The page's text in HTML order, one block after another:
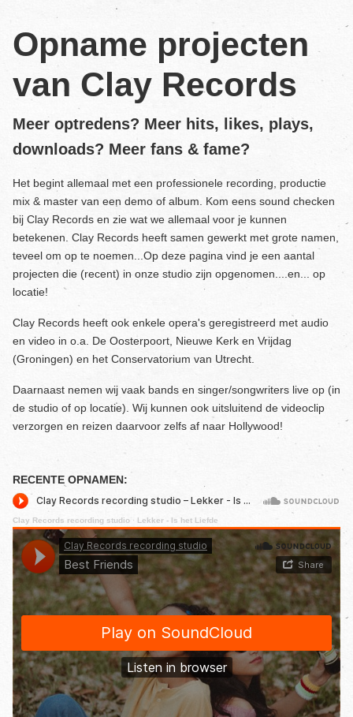
Opname projecten
van Clay Records
Meer optredens? Meer hits, likes, plays,
downloads? Meer fans & fame?
Het begint allemaal met een professionele recording, productie
mix & master van een demo of album. Kom eens sound checken
bij Clay Records en zie wat we allemaal voor je kunnen
betekenen. Clay Records heeft samen gewerkt met grote namen,
teveel om op te noemen...Op deze pagina vind je een aantal
projecten die (recent) in onze studio zijn opgenomen....en... op
locatie!
Clay Records heeft ook enkele opera's geregistreerd met audio
en video in o.a. De Oosterpoort, Nieuwe Kerk en Vrijdag
(Groningen) en het Conservatorium van Utrecht.
Daarnaast nemen wij vaak bands en singer/songwriters live op (in
de studio of op locatie). Wij kunnen ook uitsluitend de videoclip
verzorgen en reizen daarvoor zelfs af naar Hollywood!
RECENTE OPNAMEN:
Clay Records recording studio · Lekker - Is het Liefde